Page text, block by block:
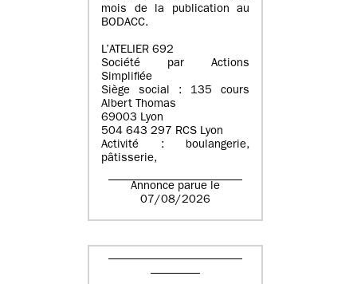
mois de la publication au
BODACC.
L’ATELIER 692
Société par Actions
Simplifiée
Siège social : 135 cours
Albert Thomas
69003 Lyon
504 643 297 RCS Lyon
Activité : boulangerie,
pâtisserie,
Annonce parue le
07/08/2026